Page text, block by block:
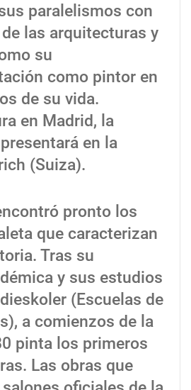
paralelismos con
las arquitecturas y
su
como pintor en
de su vida.
en Madrid, la
en la
(Suiza).
pronto los
que caracterizan
Tras su
y sus estudios
(Escuelas de
a comienzos de la
pinta los primeros
Las obras que